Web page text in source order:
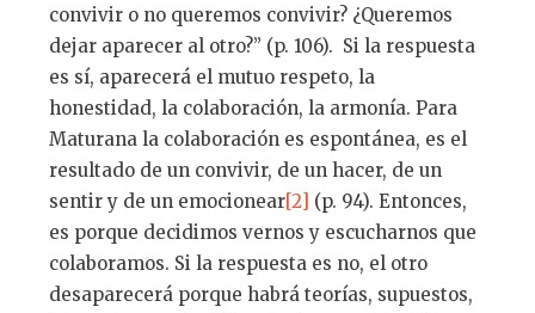
convivir o no queremos convivir? ¿Queremos
dejar aparecer al otro?” (p. 106). Si la respuesta
es sí, aparecerá el mutuo respeto, la
honestidad, la colaboración, la armonía. Para
Maturana la colaboración es espontánea, es el
resultado de un convivir, de un hacer, de un
sentir y de un emocionear[2] (p. 94). Entonces,
es porque decidimos vernos y escucharnos que
colaboramos. Si la respuesta es no, el otro
desaparecerá porque habrá teorías, supuestos,